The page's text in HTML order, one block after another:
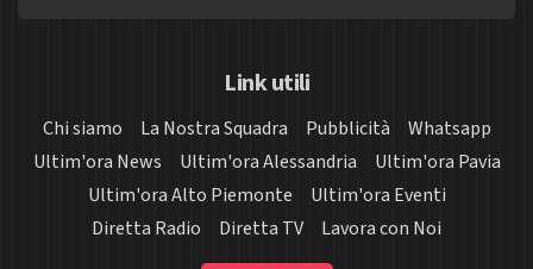
Link utili
Chi siamo La Nostra Squadra Pubblicità
Whatsapp
Ultim'ora News
Ultim'ora Alessandria
Ultim'ora Pavia
Ultim'ora Alto Piemonte
Ultim'ora Eventi
Diretta Radio
Diretta TV Lavora con Noi